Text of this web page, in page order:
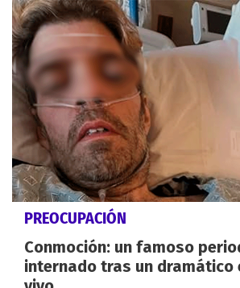
PREOCUPACIÓN
Conmoción: un famoso
internado tras un dramático